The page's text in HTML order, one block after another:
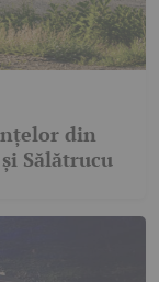
din
Sălătrucu